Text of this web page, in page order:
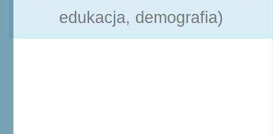
edukacja, demografia)